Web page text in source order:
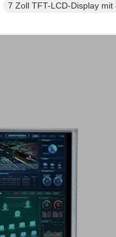
7 Zoll TFT-LCD-Display